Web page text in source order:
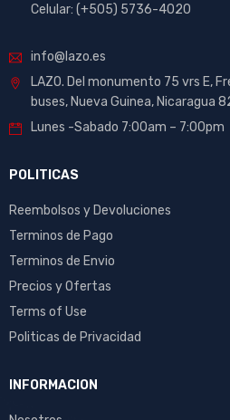
Celular: (+505) 5736-4020
info@lazo.es
LAZO. Del monumento 75 vrs E,
buses, Nueva Guinea, Nicaragua
Lunes -Sabado 7:00am – 7:00pm
POLITICAS
Reembolsos y Devoluciones
Terminos de Pago
Terminos de Envio
Precios y Ofertas
Terms of Use
Politicas de Privacidad
INFORMACION